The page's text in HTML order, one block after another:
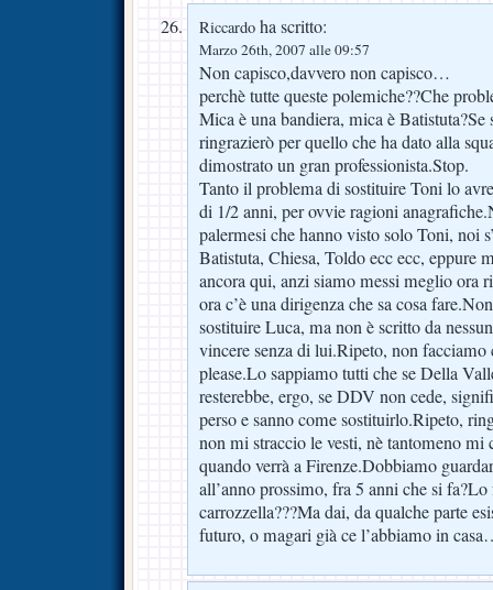
Riccardo ha scritto:
Marzo 26th, 2007 alle 09:57
Non capisco,davvero non capisco…
perchè tutte queste polemiche??Che
Mica è una bandiera, mica è
ringrazierò per quello che ha dato alla
dimostrato un gran professionista.Stop.
Tanto il problema di sostituire Toni lo
di 1/2 anni, per ovvie ragioni
palermesi che hanno visto solo Toni, noi
Batistuta, Chiesa, Toldo ecc ecc, eppure
ancora qui, anzi siamo messi meglio ora
ora c’è una dirigenza che sa cosa
sostituire Luca, ma non è scritto da
vincere senza di lui.Ripeto, non facciamo
please.Lo sappiamo tutti che se Della
resterebbe, ergo, se DDV non cede,
perso e sanno come sostituirlo.Ripeto,
non mi straccio le vesti, nè tantomeno
quando verrà a Firenze.Dobbiamo
all’anno prossimo, fra 5 anni che si
carrozzella???Ma dai, da qualche parte
futuro, o magari già ce l’abbiamo in